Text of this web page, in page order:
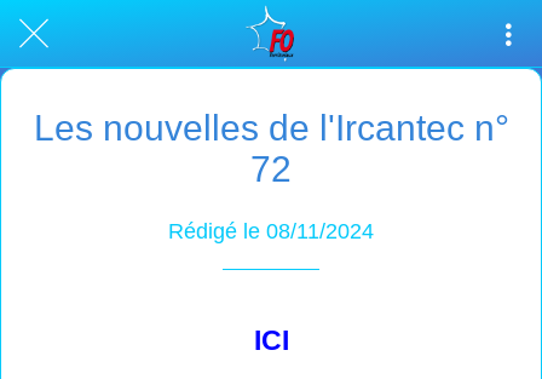
Les nouvelles de l'Ircantec n°
72
Rédigé le 08/11/2024
ICI